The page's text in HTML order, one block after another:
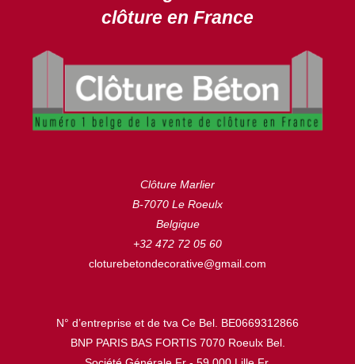
clôture en France
Clôture Marlier
B-7070 Le Roeulx
Belgique
+32 472 72 05 60
cloturebetondecorative@gmail.com
N° d’entreprise et de tva Ce Bel. BE0669312866
BNP PARIS BAS FORTIS 7070 Roeulx Bel.